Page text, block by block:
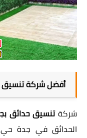
أفضل شركة
شركةتنسيق حدائق
الحدائق في جدة